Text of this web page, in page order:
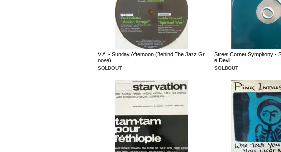
V.A. - Sunday Afternoon (Behind The Jazz Gr
oove)
SOLDOUT
Street Corner Symphony -
e Devil
SOLDOUT